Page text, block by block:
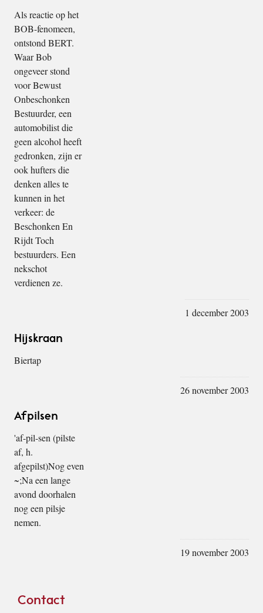
Als reactie op het
BOB-fenomeen,
ontstond BERT.
Waar Bob
ongeveer stond
voor Bewust
Onbeschonken
Bestuurder, een
automobilist die
geen alcohol heeft
gedronken, zijn er
ook hufters die
denken alles te
kunnen in het
verkeer: de
Beschonken En
Rijdt Toch
bestuurders. Een
nekschot
verdienen ze.
1 december 2003
Hijskraan
Biertap
26 november 2003
Afpilsen
'af-pil-sen (pilste
af, h.
afgepilst)Nog even
~;Na een lange
avond doorhalen
nog een pilsje
nemen.
19 november 2003
Contact